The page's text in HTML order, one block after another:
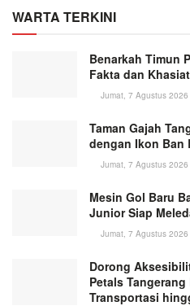
WARTA TERKINI
Benarkah Timun
Fakta dan
Jumat, 7 Agustus
Taman Gajah
dengan Ikon Ban
Jumat, 7 Agustus
Mesin Gol Baru
Junior Siap
Jumat, 7 Agustus
Dorong
Petals
Transportasi